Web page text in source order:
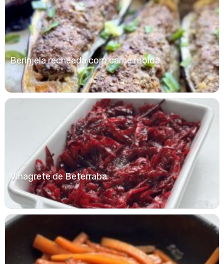
Berinjela recheada com carne moída
Vinagrete de Beterraba